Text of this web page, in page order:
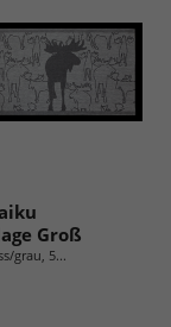
Groß
grau, 5...